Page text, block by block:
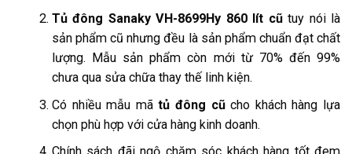
Tủ đông Sanaky VH-8699Hy 860 lít cũtuy nói là
sản phẩm cũ nhưng đều là sản phẩm chuẩn đạt chất
lượng. Mẫu sản phẩm còn mới từ 70% đến 99%
chưa qua sửa chữa thay thế linh kiện.
Có nhiều mẫu mãtủ đông cũcho khách hàng lựa
chọn phù hợp với cửa hàng kinh doanh.